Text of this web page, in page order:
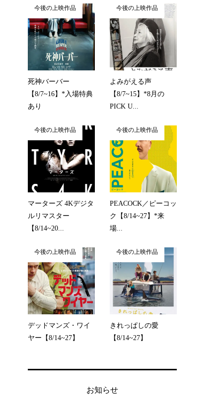
今後の上映作品
死神バーバー
【8/7~16】*入場特典
あり
今後の上映作品
よみがえる声
【8/7~15】*8月の
PICK U...
今後の上映作品
マーターズ 4Kデジタ
ルリマスター
【8/14~20...
今後の上映作品
PEACOCK／ピーコッ
ク【8/14~27】*来
場...
今後の上映作品
デッドマンズ・ワイ
ヤー【8/14~27】
今後の上映作品
きれっぱしの愛
【8/14~27】
お知らせ